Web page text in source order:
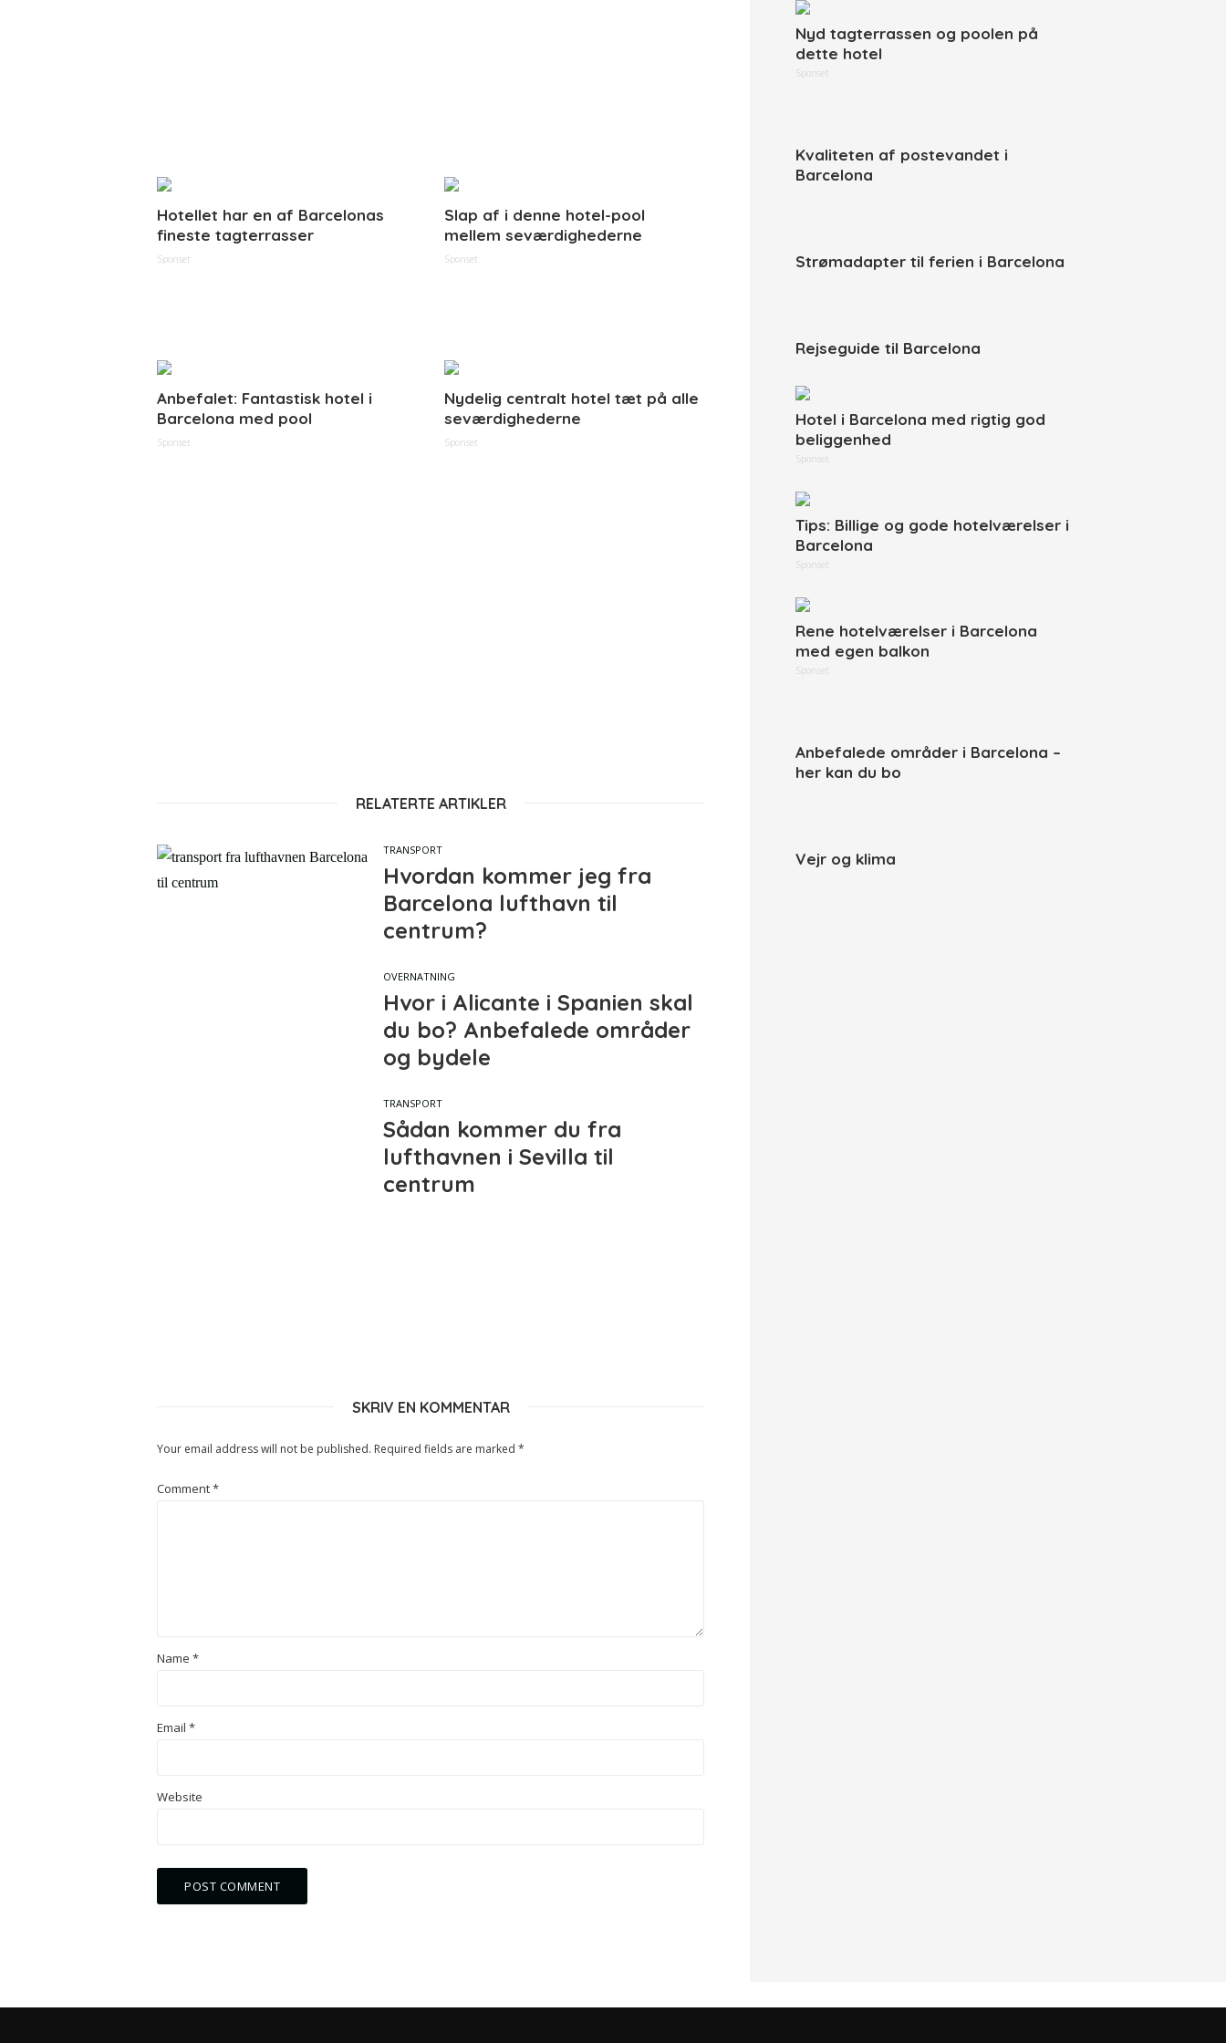
Hotellet har en af Barcelonas
fineste tagterrasser
Sponset
Slap af i denne hotel-pool
mellem seværdighederne
Sponset
Anbefalet: Fantastisk hotel i
Barcelona med pool
Sponset
Nydelig centralt hotel tæt på alle
seværdighederne
Sponset
RELATERTE ARTIKLER
TRANSPORT
Hvordan kommer jeg fra
Barcelona lufthavn til
centrum?
OVERNATNING
Hvor i Alicante i Spanien skal
du bo? Anbefalede områder
og bydele
TRANSPORT
Sådan kommer du fra
lufthavnen i Sevilla til
centrum
SKRIV EN KOMMENTAR
Your email address will not be published. Required fields are marked *
Comment*
Name *
Email *
Website
Nyd tagterrassen og poolen på
dette hotel
Sponset
Kvaliteten af postevandet i
Barcelona
Strømadapter til ferien i Barcelona
Rejseguide til Barcelona
Hotel i Barcelona med rigtig god
beliggenhed
Sponset
Tips: Billige og gode hotelværelser i
Barcelona
Sponset
Rene hotelværelser i Barcelona
med egen balkon
Sponset
Anbefalede områder i Barcelona –
her kan du bo
Vejr og klima